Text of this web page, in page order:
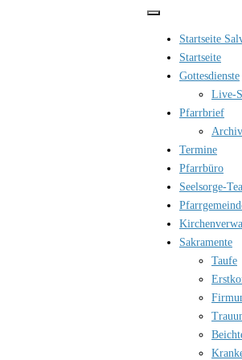
Startseite
Startseite
Gottesdienste
Live-
Pfarrbrief
Termine
Pfarrbüro
Seelsorge-
Sakramente
Taufe